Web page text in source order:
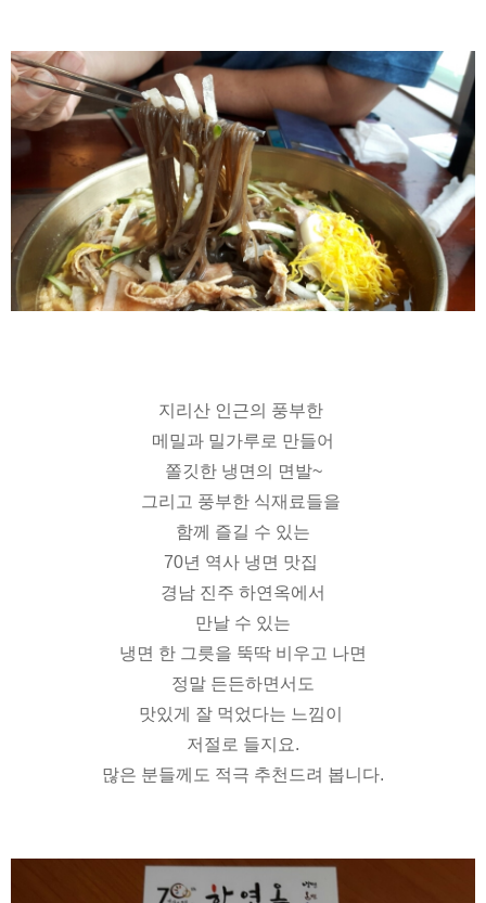
지리산 인근의 풍부한
메밀과 밀가루로 만들어
쫄깃한 냉면의 면발~
그리고 풍부한 식재료들을
함께 즐길 수 있는
70년 역사 냉면 맛집
경남 진주 하연옥에서
만날 수 있는
냉면 한 그릇을 뚝딱 비우고 나면
정말 든든하면서도
맛있게 잘 먹었다는 느낌이
저절로 들지요.
많은 분들께도 적극 추천드려 봅니다.